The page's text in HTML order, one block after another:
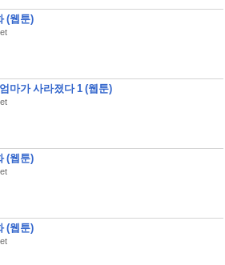
(웹툰)
마가 사라졌다 1 (웹툰)
(웹툰)
(웹툰)